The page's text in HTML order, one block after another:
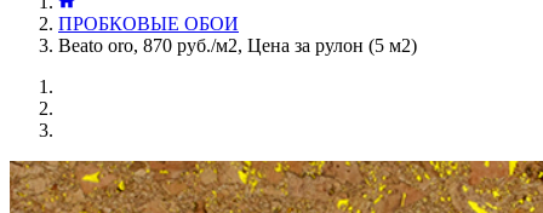
ПРОБКОВЫЕ ОБОИ
Beato oro, 870 руб./м2, Цена за рулон (5 м2)